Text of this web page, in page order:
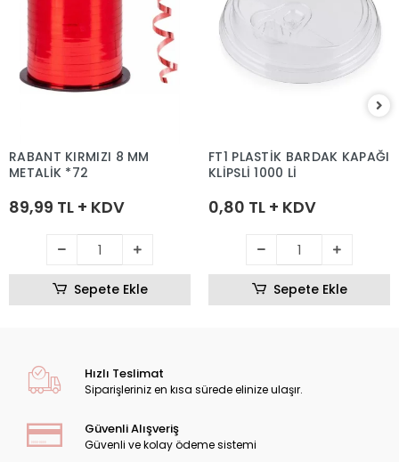
RABANT KIRMIZI 8 MM
METALİK *72
89,99 TL + KDV
Sepete Ekle
FT1 PLASTİK BARDAK KAPAĞI
KLİPSLİ 1000 Lİ
0,80 TL + KDV
Sepete Ekle
Hızlı Teslimat
Siparişleriniz en kısa sürede elinize ulaşır.
Güvenli Alışveriş
Güvenli ve kolay ödeme sistemi